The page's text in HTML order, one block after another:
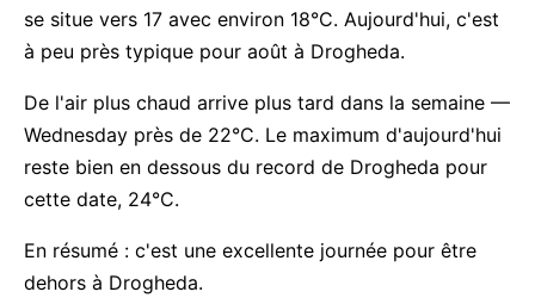
se situe vers 17 avec environ 18°C. Aujourd'hui, c'est
à peu près typique pour août à Drogheda.
De l'air plus chaud arrive plus tard dans la semaine —
Wednesday près de 22°C. Le maximum d'aujourd'hui
reste bien en dessous du record de Drogheda pour
cette date, 24°C.
En résumé : c'est une excellente journée pour être
dehors à Drogheda.